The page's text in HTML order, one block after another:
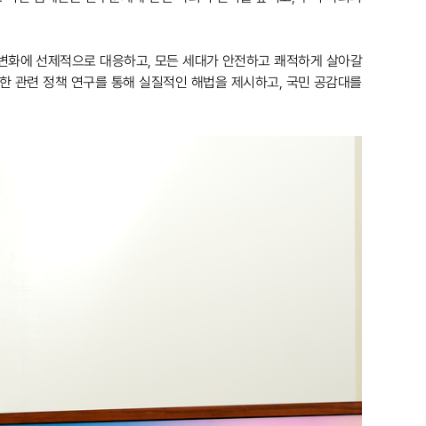
에 선제적으로 대응하고, 모든 세대가 안전하고 쾌적하게 살아갈
관련 정책 연구를 통해 실질적인 해법을 제시하고, 국민 공감대를